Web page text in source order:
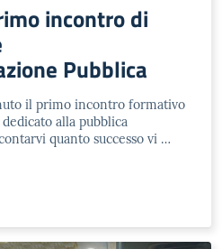
incontro di
Pubblica
il primo incontro formativo
alla pubblica
quanto successo vi …